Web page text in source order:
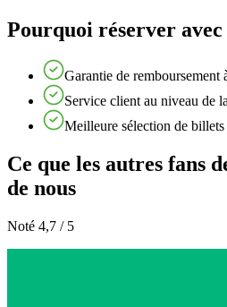
Pourquoi réserver avec
Garantie de remboursement
Service client au niveau de
Meilleure sélection de
Ce que les autres fans
de nous
Noté 4,7 / 5